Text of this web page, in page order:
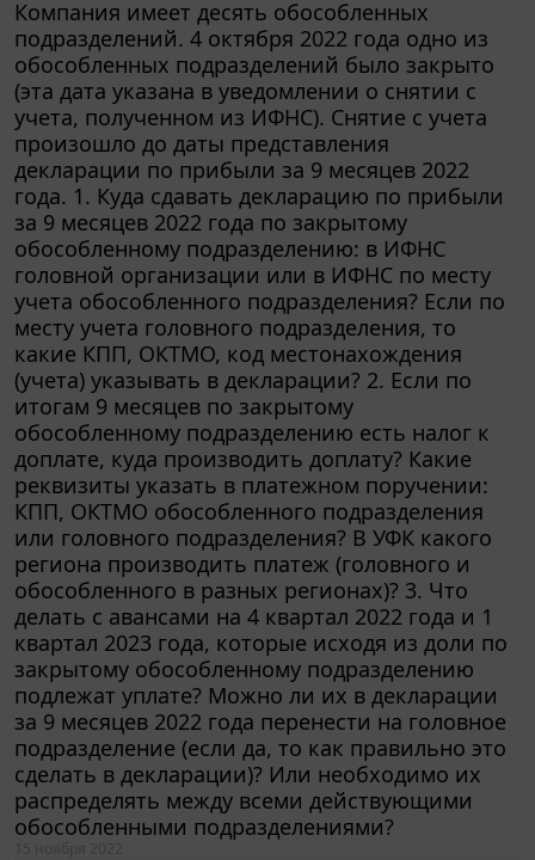
подразделений. 4 октября 2022 года одно из
обособленных подразделений было закрыто
(эта дата указана в уведомлении о снятии с
учета, полученном из ИФНС). Снятие с учета
произошло до даты представления
декларации по прибыли за 9 месяцев 2022
года. 1. Куда сдавать декларацию по прибыли
за 9 месяцев 2022 года по закрытому
обособленному подразделению: в ИФНС
головной организации или в ИФНС по месту
учета обособленного подразделения? Если по
месту учета головного подразделения, то
какие КПП, ОКТМО, код местонахождения
(учета) указывать в декларации? 2. Если по
итогам 9 месяцев по закрытому
обособленному подразделению есть налог к
доплате, куда производить доплату? Какие
реквизиты указать в платежном поручении:
КПП, ОКТМО обособленного подразделения
или головного подразделения? В УФК какого
региона производить платеж (головного и
обособленного в разных регионах)? 3. Что
делать с авансами на 4 квартал 2022 года и 1
квартал 2023 года, которые исходя из доли по
закрытому обособленному подразделению
подлежат уплате? Можно ли их в декларации
за 9 месяцев 2022 года перенести на головное
подразделение (если да, то как правильно это
сделать в декларации)? Или необходимо их
распределять между всеми действующими
обособленными подразделениями?
15 ноября 2022